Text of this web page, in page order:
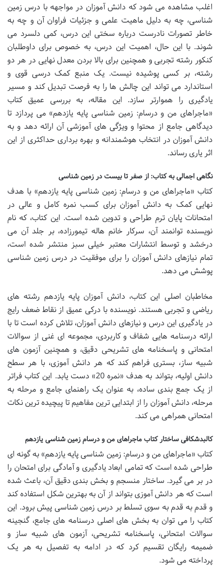
اغلب مشاهده می شود که دانش آموزان در مواجهه با درس زمین
شناسی، چه به دلیل ماهیت علمی و جزئیات فراوان آن و چه به
خاطر تصورات نادرست درباره سختی این درس، کمی دلسرد می
شوند. با این حال، اهمیت این درس، به خصوص برای داوطلبان
کنکور رشته تجربی و همچنین برای بالا بردن معدل نهایی در هر دو
رشته، بر کسی پوشیده نیست. یک منبع کمک درسی قوی و
استاندارد می تواند این چالش ها را به فرصت تبدیل کند و مسیر
یادگیری را هموارتر سازد. این مقاله، به بررسی عمیق کتاب
«ماجراهای من و درسام: زمین شناسی پایه یازدهم» می پردازد تا
دیدگاهی جامع از محتوا و ویژگی های آموزشی آن ارائه دهد و به
دانش آموزان در انتخاب هوشمندانه و بهره برداری حداکثری از این
اثر یاری رساند.
نگاهی اجمالی به کتاب: از صفر تا بیست در زمین شناسی
کتاب «ماجراهای من و درسام: زمین شناسی پایه یازدهم» با هدف
نهایی کمک به دانش آموزان برای کسب نمره کامل و عالی در
امتحانات پایان ترم طراحی و تدوین شده است. این کتاب، که نام
نویسنده توانمند آن، سرکار خانم هاله تیمورزاده، بر جلد آن می
درخشد و توسط انتشارات معتبر خیلی سبز منتشر شده است،
تمام نیازهای دانش آموزان را برای موفقیت در درس زمین شناسی
پوشش می دهد.
مخاطبان اصلی این کتاب، دانش آموزان پایه یازدهم رشته های
ریاضی و تجربی هستند. نویسنده با درکی عمیق از نقاط ضعف رایج
در یادگیری این درس و نیازهای دانش آموزان، تلاش کرده است تا با
ارائه درسنامه هایی شفاف و کاربردی، مجموعه ای غنی از سوالات
امتحانی و پاسخنامه های تشریحی دقیق، و همچنین آزمون های
شبیه ساز، بستری فراهم کند که هر دانش آموزی، با هر سطح
دانش اولیه، بتواند به هدف «نمره 20» دست یابد. این کتاب فراتر
از یک جمع بندی ساده، به عنوان یک راهنمای جامع و مرحله به
مرحله، دانش آموزان را از ابتدایی ترین مفاهیم تا پیچیده ترین نکات
امتحانی همراهی می کند.
کالبدشکافی ساختار کتاب ماجراهای من و درسام زمین شناسی یازدهم
کتاب «ماجراهای من و درسام: زمین شناسی پایه یازدهم» به گونه ای
طراحی شده است که تمامی ابعاد یادگیری و آمادگی برای امتحان را
در بر می گیرد. ساختار منسجم و بخش بندی دقیق آن، باعث شده
است که هر دانش آموزی بتواند از آن به بهترین شکل استفاده کند
و قدم به قدم به سوی تسلط بر درس زمین شناسی پیش برود. این
کتاب را می توان به بخش های اصلی درسنامه های جامع، گنجینه
سوالات امتحانی، پاسخنامه تشریحی، آزمون های شبیه ساز و
ضمیمه رایگان تقسیم کرد که در ادامه به تفصیل به هر یک
پرداخته می شود.